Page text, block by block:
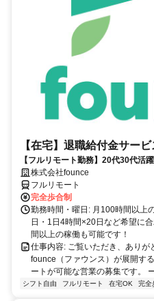
【在宅】退職給付金サー
【フルリモート勤務】20代30代活
の最高月収100万円／営業経験1年
研修制度充実
株式会社founce
フルリモート
完全歩合制
勤務時間・曜日: 月100時間以上
日・1日4時間×20日など希望に
間以上の稼働も可能です！
仕事内容: ご覧いただき、ありが
founce（ファウンス）が展開す
ートが可能な営業の募集です。
シフト自由 フルリモート 在宅OK 完全